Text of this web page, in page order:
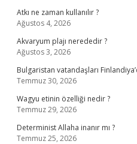
Atkı ne zaman kullanılır ?
Ağustos 4, 2026
Akvaryum plajı nerededir ?
Ağustos 3, 2026
Bulgaristan vatandaşları
Temmuz 30, 2026
Wagyu etinin özelliği nedir ?
Temmuz 29, 2026
Determinist Allaha inanır mı ?
Temmuz 25, 2026